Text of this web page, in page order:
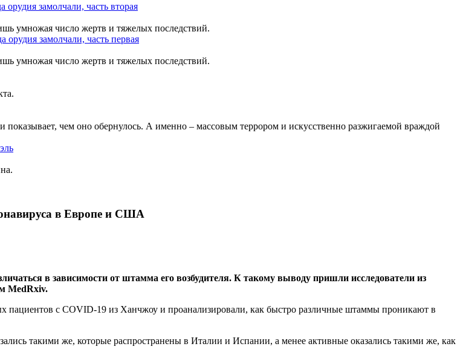
умножая число жертв и тяжелых последствий.
умножая число жертв и тяжелых последствий.
чем оно обернулось. А именно – массовым террором и искусственно разжигаемой враждой
в Европе и США
в зависимости от штамма его возбудителя. К такому выводу пришли исследователи из
MedRxiv.
пациентов с COVID-19 из Ханчжоу и проанализировали, как быстро различные штаммы проникают в
такими же, которые распространены в Италии и Испании, а менее активные оказались такими же, как